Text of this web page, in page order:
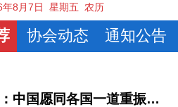
8月7日 星期五 农历
协会动态 通知公告
王毅：中国愿同各国一道重振联合国壮大联合国